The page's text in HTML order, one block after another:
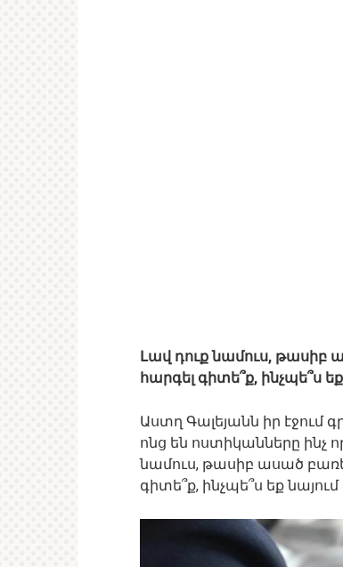
Լավ դուք նամուս, թասիբ
հարգել գիտե՞ք, ինչպե՞ս
Աստղ Գալեյանն իր էջում
ոնց են ոստիկանները ինչ
նամուս, թասիբ ասած
գիտե՞ք, ինչպե՞ս եք նայում